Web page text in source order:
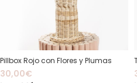
Pillbox Rojo con Flores y Plumas
30,00€